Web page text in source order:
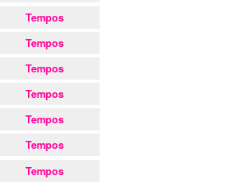
Tempos
Tempos
Tempos
Tempos
Tempos
Tempos
Tempos